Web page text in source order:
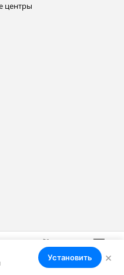
Сравнение Войти
центры
Установить ×